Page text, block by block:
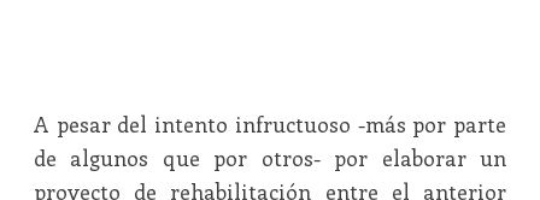
A pesar del intento infructuoso -más por parte
de algunos que por otros- por elaborar un
proyecto de rehabilitación entre el anterior